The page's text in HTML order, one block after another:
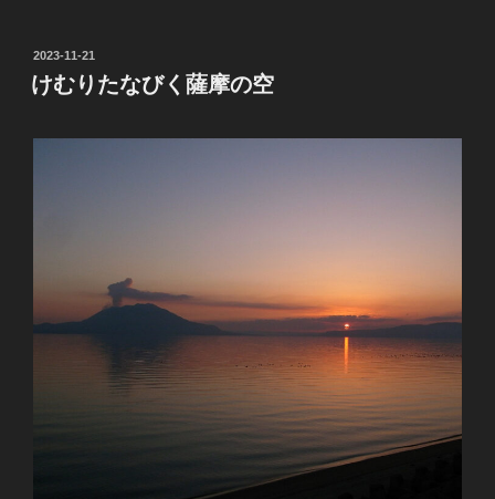
投
稿
日:
2023-11-21
けむりたなびく薩摩の空